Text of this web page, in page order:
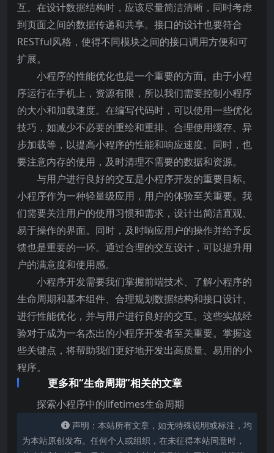
互。在设计数据结构时，应该尽量简洁清晰，同时考虑
到页面之间的数据传递和共享。接口的设计也要符合
RESTful风格，使得不同模块之间的接口调用方便和可
扩展。
小程序的性能优化也是一个重要的方面。由于小程
序运行在手机上，资源有限，所以我们需要控制小程序
的大小和加载速度。在编写代码时，可以使用一些优化
技巧，如减少不必要的重绘和重排、合理使用缓存、异
步加载等，以提高小程序的性能和响应速度。同时，也
要注意内存的使用，及时清理不需要的数据和资源。
与用户进行良好的交互是小程序开发的重要目标。
小程序作为一种轻量级应用，用户的体验至关重要。我
们需要关注用户的使用习惯和需求，设计出简洁直观、
易于操作的界面。同时，及时响应用户的操作并给予反
馈也是重要的一环。通过合理的交互设计，可以提升用
户的满意度和使用感。
小程序开发需要我们掌握前端技术、了解小程序的
生命周期和基本组件、合理规划数据结构和接口设计、
进行性能优化，并与用户进行良好的交互。这些实战经
验对于成为一名杰出的小程序开发者至关重要。掌握这
些关键点，将帮助我们更好地开发出高质量、易用的小
程序。
更多和“生命周期”相关的文章
探索小程序中的lifetimes生命周期
声明：本站所有文章，如无特殊说明或标注，均
为本站原创发布。任何个人或组织，在未征得本站同意时，